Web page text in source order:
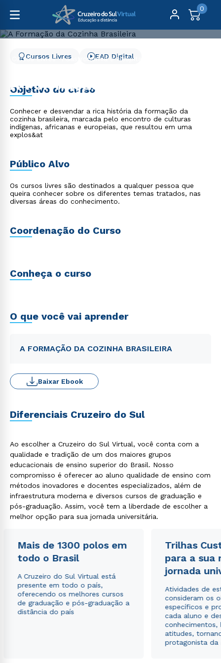
0
Cursos Livres
Gastronomia e Hospitalidade
A Formação da Cozinha
Brasileira
Cursos Livres EAD Digital
Objetivo do curso
Conhecer e desvendar a rica história da formação da
cozinha brasileira, marcada pelo encontro de culturas
indígenas, africanas e europeias, que resultou em uma
explos&at
Público Alvo
Os cursos livres são destinados a qualquer pessoa que
queira conhecer sobre os diferentes temas tratados, nas
diversas áreas do conhecimento.
Coordenação do Curso
Conheça o curso
O que você vai aprender
A FORMAÇÃO DA COZINHA BRASILEIRA
Baixar Ebook
Diferenciais Cruzeiro do Sul
Ao escolher a Cruzeiro do Sul Virtual, você conta com a
qualidade e tradição de um dos maiores grupos
educacionais de ensino superior do Brasil. Nosso
compromisso é oferecer ao aluno qualidade de ensino com
métodos inovadores e docentes especializados, além de
infraestrutura moderna e diversos cursos de graduação e
pós-graduação. Assim, você tem a liberdade de escolher a
melhor opção para sua jornada universitária.
Mais de 1300 polos em
todo o Brasil
A Cruzeiro do Sul Virtual está
presente em todo o país,
oferecendo os melhores cursos
de graduação e pós-graduação a
distância do país
Trilhas
para a sua
jornada
Atividades de
consideram os
específicos e
cada aluno e
conhecimentos,
atitudes,
protagonista da